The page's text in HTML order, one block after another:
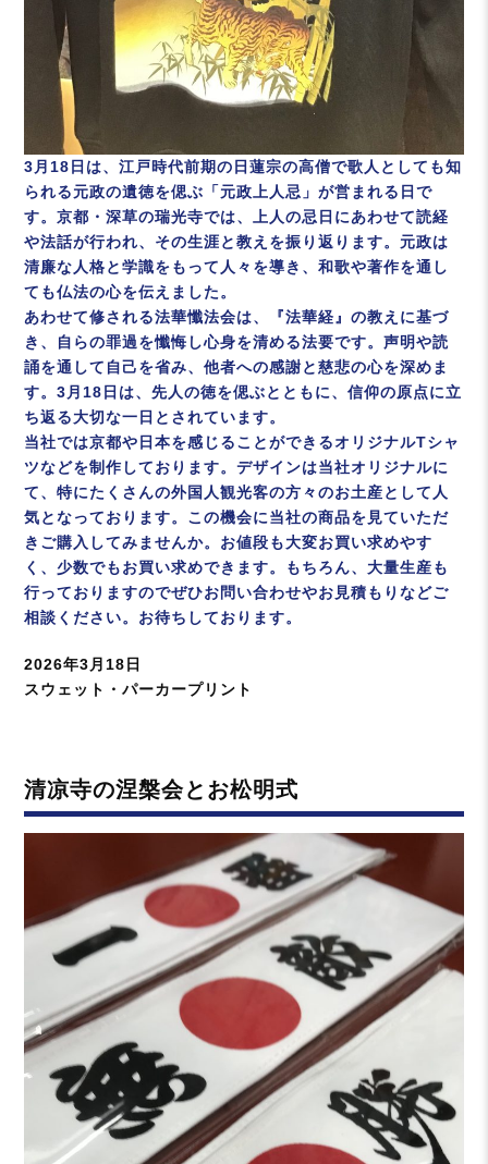
3月18日は、江戸時代前期の日蓮宗の高僧で歌人としても知
られる元政の遺徳を偲ぶ「元政上人忌」が営まれる日で
す。京都・深草の瑞光寺では、上人の忌日にあわせて読経
や法話が行われ、その生涯と教えを振り返ります。元政は
清廉な人格と学識をもって人々を導き、和歌や著作を通し
ても仏法の心を伝えました。
あわせて修される法華懺法会は、『法華経』の教えに基づ
き、自らの罪過を懺悔し心身を清める法要です。声明や読
誦を通して自己を省み、他者への感謝と慈悲の心を深めま
す。3月18日は、先人の徳を偲ぶとともに、信仰の原点に立
ち返る大切な一日とされています。
当社では京都や日本を感じることができるオリジナルTシャ
ツなどを制作しております。デザインは当社オリジナルに
て、特にたくさんの外国人観光客の方々のお土産として人
気となっております。この機会に当社の商品を見ていただ
きご購入してみませんか。お値段も大変お買い求めやす
く、少数でもお買い求めできます。もちろん、大量生産も
行っておりますのでぜひお問い合わせやお見積もりなどご
相談ください。お待ちしております。
投
稿
2026年3月18日
カ
ー
スウェット・パーカープリント
清凉寺の涅槃会とお松明式